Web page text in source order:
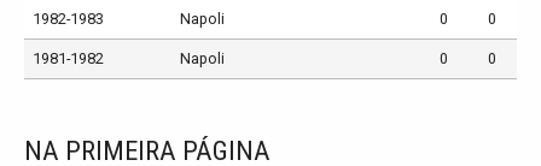
1982-1983 Napoli 0 0
1981-1982 Napoli 0 0
NA PRIMEIRA PÁGINA